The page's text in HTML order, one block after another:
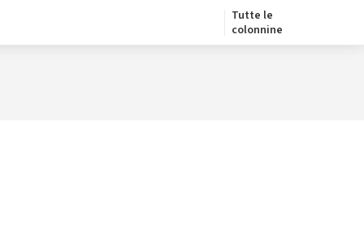
Tutte le
colonnine